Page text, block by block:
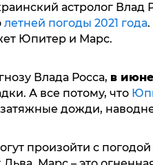
астролог Влад
летней погоды 2021 года.
Юпитер и Марс.
Влада Росса, в июне
А все потому, что
затяжные дожди,
произойти с погодой